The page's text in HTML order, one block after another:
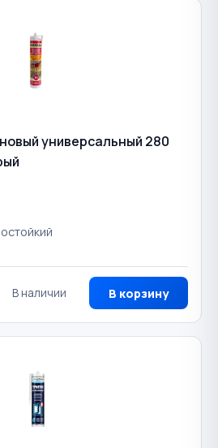
универсальный 280
В наличии В корзину